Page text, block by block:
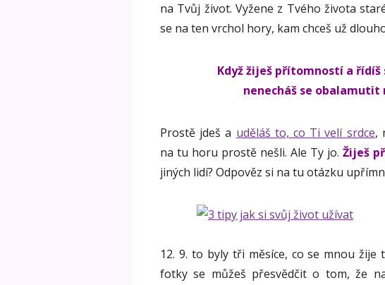
na Tvůj život. Vyžene z Tvého života
se na ten vrchol hory, kam chceš už
Když žiješ přítomností a
nenecháš se
Prostě jdeš a uděláš to, co Ti velí srdce,
na tu horu prostě nešli. Ale Ty jo. Žiješ
jiných lidí? Odpověz si na tu otázku
12. 9. to byly tři měsíce, co se mnou žije
fotky se můžeš přesvědčit o tom, že